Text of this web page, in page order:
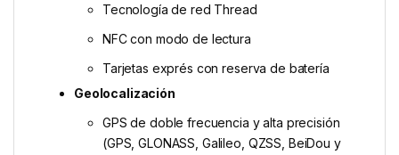
Tecnología de red Thread
NFC con modo de lectura
Tarjetas exprés con reserva de batería
Geolocalización
GPS de doble frecuencia y alta precisión
(GPS, GLONASS, Galileo, QZSS, BeiDou y